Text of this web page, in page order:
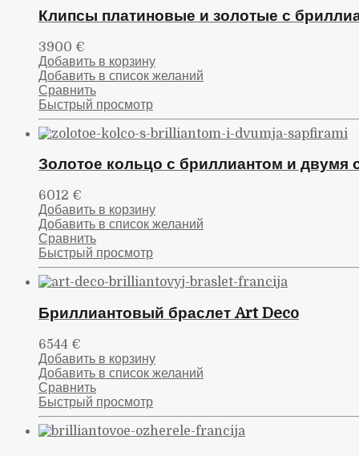
Клипсы платиновые и золотые с
3900 €
Добавить в корзину
Добавить в список желаний
Сравнить
Быстрый просмотр
Золотое кольцо с бриллиантом и двумя
6012 €
Добавить в корзину
Добавить в список желаний
Сравнить
Быстрый просмотр
Бриллиантовый браслет Art Deco
6544 €
Добавить в корзину
Добавить в список желаний
Сравнить
Быстрый просмотр